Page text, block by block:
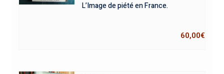
L’Image de piété en France.
60,00€